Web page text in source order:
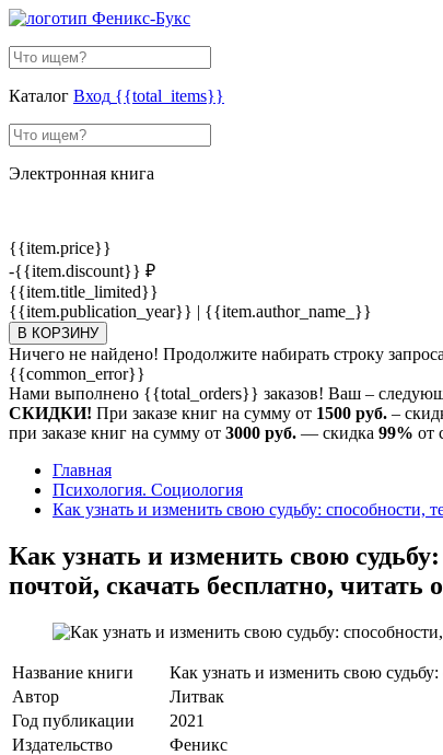
Каталог Вход {{total_items}}
Электронная книга
{{item.price}}
-{{item.discount}} ₽
{{item.title_limited}}
{{item.publication_year}} | {{item.author_name_}}
В КОРЗИНУ
Ничего не найдено! Продолжите набирать строку
{{common_error}}
Нами выполнено {{total_orders}} заказов! Ваш –
СКИДКИ! При заказе книг на сумму от 1500 руб. –
при заказе книг на сумму от 3000 руб. — скидка 99% от
Главная
Психология. Социология
Как узнать и изменить свою судьбу: способности,
Как узнать и изменить свою
почтой, скачать бесплатно,
Название книги
Как узнать и изменить свою
Автор
Литвак
Год публикации
2021
Издательство
Феникс